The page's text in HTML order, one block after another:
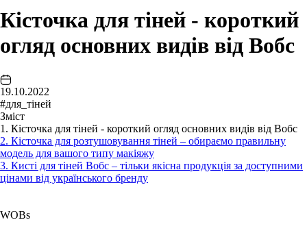
Кісточка для тіней - короткий
огляд основних видів від Вобс
19.10.2022
#для_тіней
Зміст
1. Кісточка для тіней - короткий огляд основних видів від Вобс
2. Кісточка для розтушовування тіней – обираємо правильну
модель для вашого типу макіяжу
3. Кисті для тіней Вобс – тільки якісна продукція за доступними
цінами від українського бренду
WOBs